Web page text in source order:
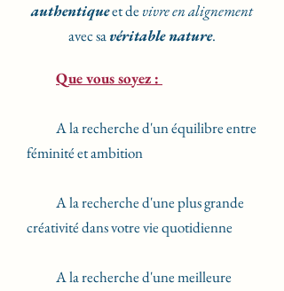
authentiqueet de vivre en alignement
avec savéritable nature.
Que vous soyez :
A la recherche d'un équilibre entre
féminité et ambition
A la recherche d'une plus grande
créativité dans votre vie quotidienne
A la recherche d'une meilleure